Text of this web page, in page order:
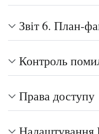
Звіт 6. План-
Контроль
Права доступу